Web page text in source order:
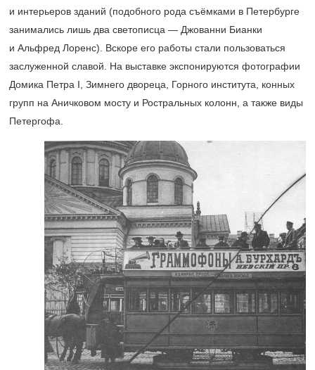
и интерьеров зданий (подобного рода съёмками в Петербурге
занимались лишь два светописца — Джованни Бианки
и Альфред Лоренс). Вскоре его работы стали пользоваться
заслуженной славой. На выставке экспонируются фотографии
Домика Петра I, Зимнего двореца, Горного института, конных
групп на Аничковом мосту и Ростральных колонн, а также виды
Петергофа.